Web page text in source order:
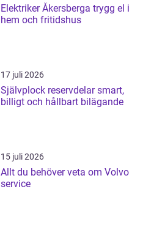
Elektriker Åkersberga trygg el i
hem och fritidshus
17 juli 2026
Självplock reservdelar smart,
billigt och hållbart bilägande
15 juli 2026
Allt du behöver veta om Volvo
service